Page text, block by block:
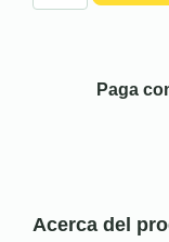
Paga
Acerca del